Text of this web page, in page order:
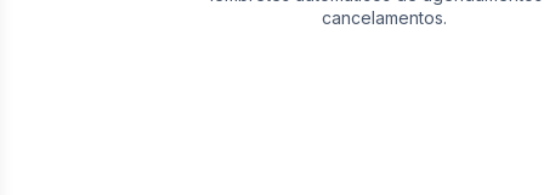
cancelamentos.